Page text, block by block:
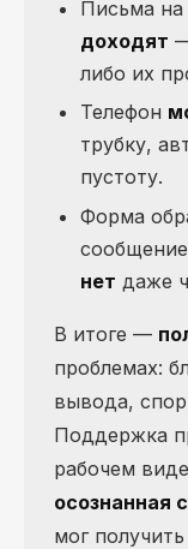
Письма на
доходят
либо их
Телефон
трубку,
пустоту.
Форма
нет даже
В итоге —
проблемах:
вывода,
Поддержка
рабочем
осознанная
мог